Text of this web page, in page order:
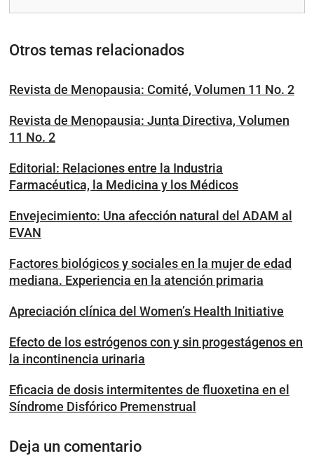
Otros temas relacionados
Revista de Menopausia: Comité, Volumen 11 No. 2
Revista de Menopausia: Junta Directiva, Volumen
11 No. 2
Editorial: Relaciones entre la Industria
Farmacéutica, la Medicina y los Médicos
Envejecimiento: Una afección natural del ADAM al
EVAN
Factores biológicos y sociales en la mujer de edad
mediana. Experiencia en la atención primaria
Apreciación clínica del Women’s Health Initiative
Efecto de los estrógenos con y sin progestágenos en
la incontinencia urinaria
Eficacia de dosis intermitentes de fluoxetina en el
Síndrome Disfórico Premenstrual
Deja un comentario